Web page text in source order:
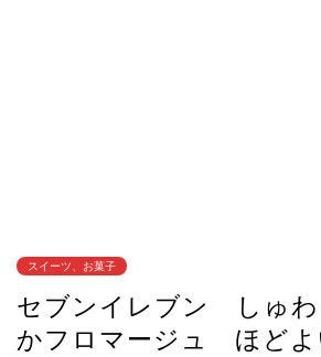
スイーツ、お菓子
セブンイレブン しゅわ
かフロマージュ ほどよ